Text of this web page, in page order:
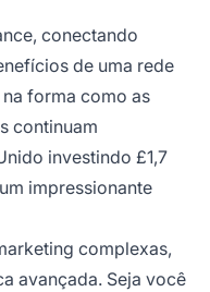
conectando
de uma rede
forma como as
continuam
investindo £1,7
impressionante
complexas,
avançada. Seja você